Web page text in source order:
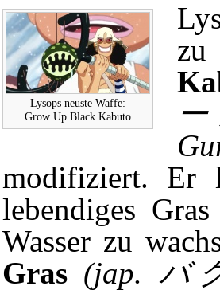
Lysops neuste Waffe:
Grow Up Black Kabuto
modifiziert. Er
lebendiges
Wasser zu
Gras (jap. バ